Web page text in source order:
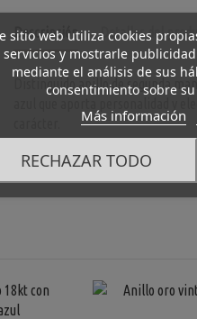
Descripción Detalles del
Distinguido anillo de segunda
azul que aporta personalidad y
sitio web utiliza cookies
servicios y mostrarle
mediante el análisis de sus
consentimiento sobre
Más información
RECHAZAR TODO